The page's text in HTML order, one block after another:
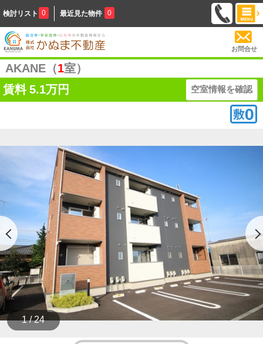
検討リスト 0 最近見た物件 0
お問合せ
AKANE（1室）
賃料 5.1万円 空室情報を確認
1 / 24